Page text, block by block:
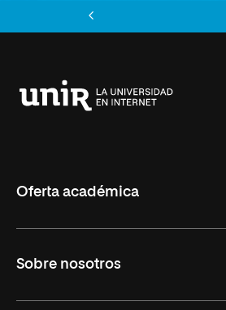
Oferta académica
Másteres Oficiales
Sobre nosotros